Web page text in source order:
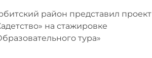
район представил проект
на стажировке
тура»